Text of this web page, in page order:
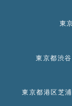
東
東京都渋
東京都港区芝